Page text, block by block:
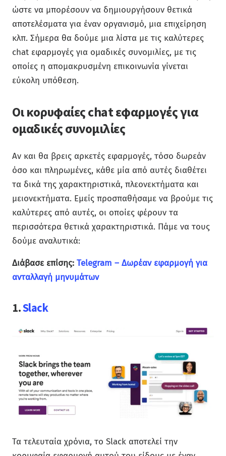
ώστε να μπορέσουν να δημιουργήσουν θετικά
αποτελέσματα για έναν οργανισμό, μια επιχείρηση
κλπ. Σήμερα θα δούμε μια λίστα με τις καλύτερες
chat εφαρμογές για ομαδικές συνομιλίες, με τις
οποίες η απομακρυσμένη επικοινωνία γίνεται
εύκολη υπόθεση.
Οι κορυφαίεςchat εφαρμογές για
ομαδικές συνομιλίες
Αν και θα βρεις αρκετές εφαρμογές, τόσο δωρεάν
όσο και πληρωμένες, κάθε μία από αυτές διαθέτει
τα δικά της χαρακτηριστικά, πλεονεκτήματα και
μειονεκτήματα. Εμείς προσπαθήσαμε να βρούμε τις
καλύτερες από αυτές, οι οποίες φέρουν τα
περισσότερα θετικά χαρακτηριστικά. Πάμε να τους
δούμε αναλυτικά:
Διάβασε επίσης: Telegram – Δωρέαν εφαρμογή για
ανταλλαγή μηνυμάτων
1.Slack
Τα τελευταία χρόνια, το Slack αποτελεί την